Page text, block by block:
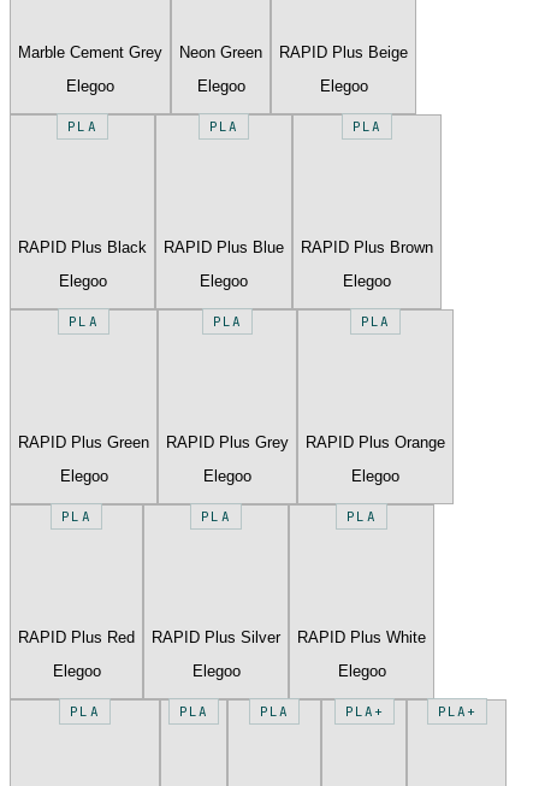
Marble Cement Grey
Elegoo
Neon Green
Elegoo
RAPID Plus Beige
Elegoo
PLA
RAPID Plus Black
Elegoo
PLA
RAPID Plus Blue
Elegoo
PLA
RAPID Plus Brown
Elegoo
PLA
RAPID Plus Green
Elegoo
PLA
RAPID Plus Grey
Elegoo
PLA
RAPID Plus Orange
Elegoo
PLA
RAPID Plus Red
Elegoo
PLA
RAPID Plus Silver
Elegoo
PLA
RAPID Plus White
Elegoo
PLA PLA PLA PLA+ PLA+